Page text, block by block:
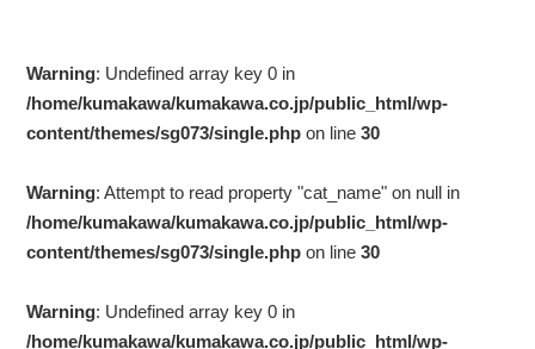
Warning: Undefined array key 0 in
/home/kumakawa/kumakawa.co.jp/public_html/wp-
content/themes/sg073/single.php on line30
Warning: Attempt to read property "cat_name" on null in
/home/kumakawa/kumakawa.co.jp/public_html/wp-
content/themes/sg073/single.php on line30
Warning: Undefined array key 0 in
/home/kumakawa/kumakawa.co.jp/public_html/wp-